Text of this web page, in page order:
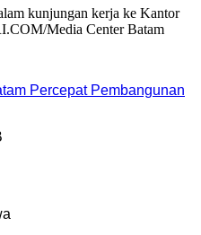
Percepat Pembangunan